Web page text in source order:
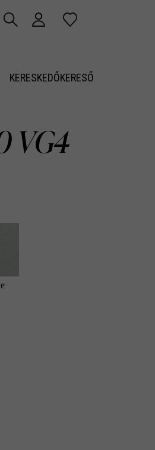
KERESKEDŐKERESŐ
VG4